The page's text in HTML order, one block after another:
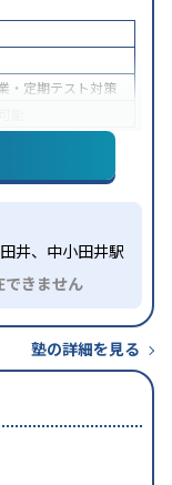
・定期テスト対策
井、中小田井駅
できません
塾の詳細を見る